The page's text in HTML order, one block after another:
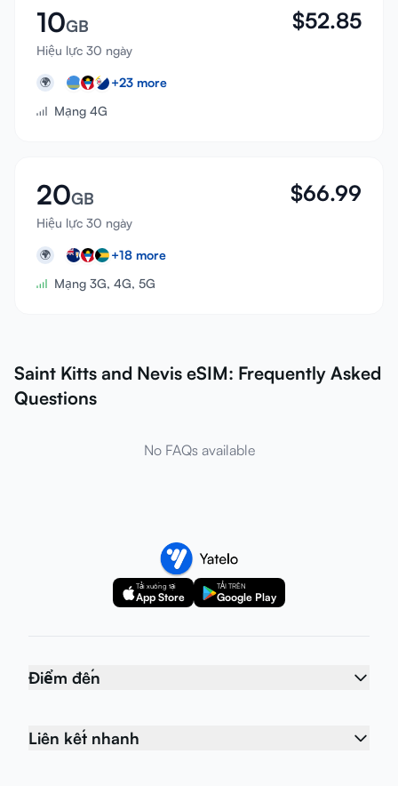
10GB
Hiệu lực 30 ngày
$52.85
🌍 +23 more
Mạng 4G
20GB
Hiệu lực 30 ngày
$66.99
🌍 +18 more
Mạng 3G, 4G, 5G
Saint Kitts and Nevis eSIM: Frequently Asked
Questions
No FAQs available
Tải xuống tại
App Store
TẢI TRÊN
Google Play
Điểm đến
Liên kết nhanh